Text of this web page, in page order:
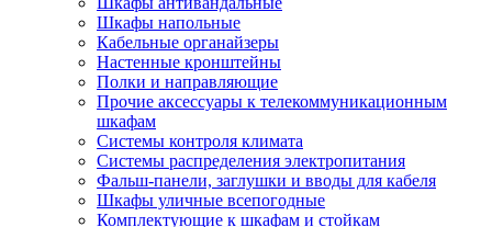
Шкафы напольные
Кабельные органайзеры
Настенные кронштейны
Полки и направляющие
Прочие аксессуары к телекоммуникационным
шкафам
Системы контроля климата
Системы распределения электропитания
Фальш-панели, заглушки и вводы для кабеля
Шкафы уличные всепогодные
Комплектующие к шкафам и стойкам